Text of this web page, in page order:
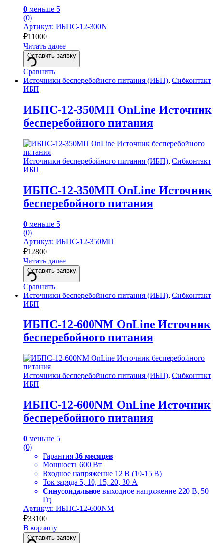
0 меньше 5
(0)
Артикул: ИБПС-12-300N
₽11000
Читать далее
Оставить заявку
Сравнить
Источники бесперебойного питания (ИБП), Сибконтакт
ИБП
ИБПС-12-350МП OnLine Источник
бесперебойного питания
Источники бесперебойного питания (ИБП), Сибконтакт
ИБП
ИБПС-12-350МП OnLine Источник
бесперебойного питания
0 меньше 5
(0)
Артикул: ИБПС-12-350МП
₽12800
Читать далее
Оставить заявку
Сравнить
Источники бесперебойного питания (ИБП), Сибконтакт
ИБП
ИБПС-12-600NM OnLine Источник
бесперебойного питания
Источники бесперебойного питания (ИБП), Сибконтакт
ИБП
ИБПС-12-600NM OnLine Источник
бесперебойного питания
0 меньше 5
(0)
Гарантия 36 месяцев
Мощность 600 Вт
Входное напряжение 12 В (10-15 В)
Ток заряда 5, 10, 15, 20, 30 А
Синусоидальное выходное напряжение 220 В, 50
Гц
Артикул: ИБПС-12-600NM
₽33100
В корзину
Оставить заявку